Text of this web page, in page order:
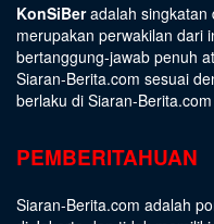
KonSiBeradalah singkatan
merupakan perwakilan dari
bertanggung-jawab penuh
Siaran-Berita.com sesuai
berlaku di Siaran-Berita.com
PEMBERITAHUAN
Siaran-Berita.com adalah